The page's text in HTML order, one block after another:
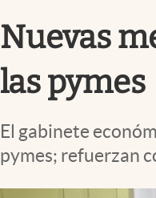
Clima
Mundial 2026
Eventos Corporativos
El Cronista Studio
Mediakit
abre en nueva pestaña
Nuevas
las pymes
El gabinete
pymes; refuerzan